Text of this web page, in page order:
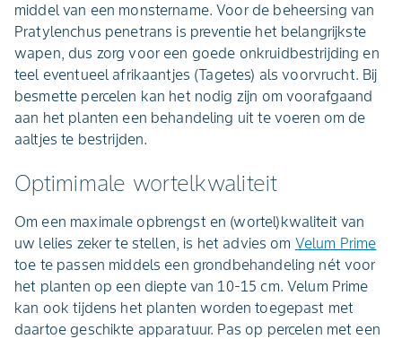
middel van een monstername. Voor de beheersing van
Pratylenchus penetrans is preventie het belangrijkste
wapen, dus zorg voor een goede onkruidbestrijding en
teel eventueel afrikaantjes (Tagetes) als voorvrucht. Bij
besmette percelen kan het nodig zijn om voorafgaand
aan het planten een behandeling uit te voeren om de
aaltjes te bestrijden.
Optimimale wortelkwaliteit
Om een maximale opbrengst en (wortel)kwaliteit van
uw lelies zeker te stellen, is het advies om Velum Prime
toe te passen middels een grondbehandeling nét voor
het planten op een diepte van 10-15 cm. Velum Prime
kan ook tijdens het planten worden toegepast met
daartoe geschikte apparatuur. Pas op percelen met een